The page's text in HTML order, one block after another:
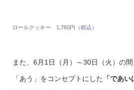
ロールクッキー 1,760円（税込）
また、6月1日（月）～30日（火）の
「あう」をコンセプトにした 「であ